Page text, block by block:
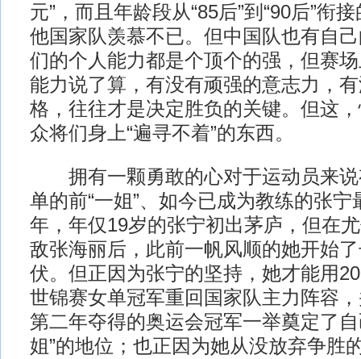
元”，而且年龄段从“85后”到“90后”衔
他国家队羡慕不已。但中国队也有自
们的个人能力都是个顶个的强，但赛
能力说了算，有没有顽强的意志力，
格，往往才是决定胜负的关键。但这
众将们身上“遍寻不着”的东西。
拥有一颗勇敢的心对于运动员来说
单的前“一姐”、如今已成为教练的张
年，年仅19岁的张宁初出茅庐，但在
敌张海丽后，此前一帆风顺的她开始
伏。但正因为张宁的坚持，她才能用
世锦赛女单冠军重回国家队主力阵容
第二年夺得的奥运会冠军一举奠定了
姐”的地位；也正因为她从没放弃争胜